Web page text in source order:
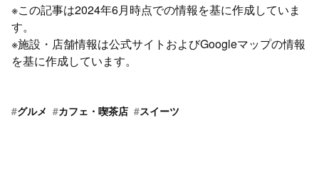
※この記事は2024年6月時点での情報を基に作成していま
す。
※施設・店舗情報は公式サイトおよびGoogleマップの情報
を基に作成しています。
#グルメ #カフェ・喫茶店 #スイーツ